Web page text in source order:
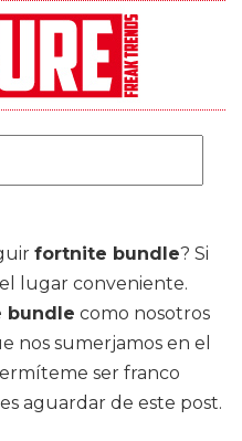
fortnite bundle? Si
lugar conveniente.
bundle como nosotros
nos sumerjamos en el
ser franco
aguardar de este post.